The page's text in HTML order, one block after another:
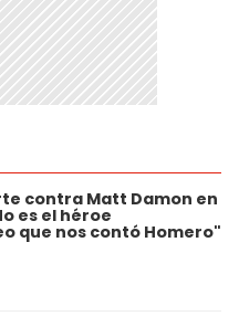
contra Matt Damon en
es el héroe
que nos contó Homero"